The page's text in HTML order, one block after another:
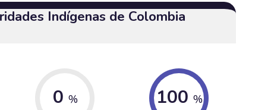
Indígenas de Colombia
0 % 100 %